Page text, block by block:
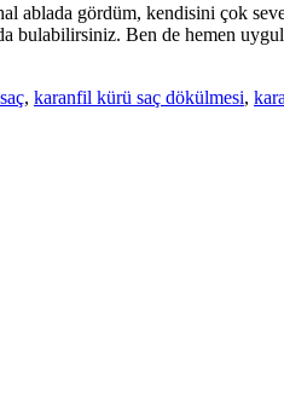
ablada gördüm, kendisini çok
bulabilirsiniz. Ben de hemen
, karanfil kürü saç dökülmesi,